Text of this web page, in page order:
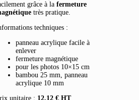
grâce à la fermeture
très pratique.
techniques :
panneau acrylique facile à
enlever
fermeture magnétique
pour les photos 10×15 cm
bambou 25 mm, panneau
acrylique 10 mm
unitaire : 12.12 € HT